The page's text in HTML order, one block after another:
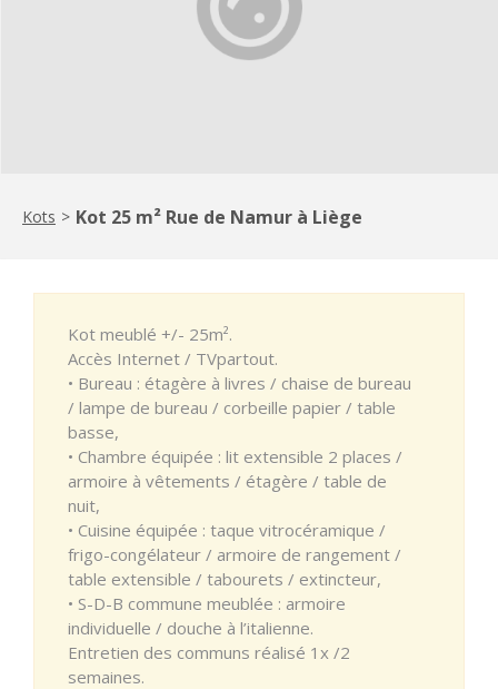
Kots > Kot 25 m² Rue de Namur à Liège
Kot meublé +/- 25m².
Accès Internet / TVpartout.
• Bureau : étagère à livres / chaise de bureau
/ lampe de bureau / corbeille papier / table
basse,
• Chambre équipée : lit extensible 2 places /
armoire à vêtements / étagère / table de
nuit,
• Cuisine équipée : taque vitrocéramique /
frigo-congélateur / armoire de rangement /
table extensible / tabourets / extincteur,
• S-D-B commune meublée : armoire
individuelle / douche à l’italienne.
Entretien des communs réalisé 1x /2
semaines.